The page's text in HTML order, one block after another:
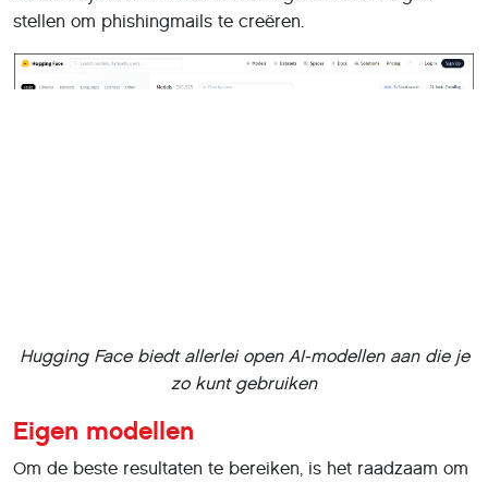
een taalmodel te gebruiken dat speciaal voor de
beoogde taak is getraind. Zo’n taalmodel zelf trainen kan
op basis van een dataset met teksten die lijken op wat je
van het taalmodel verwacht. Populaire open datasets zijn
The Pile (https://pile.eleuther.ai) en Common Crawl